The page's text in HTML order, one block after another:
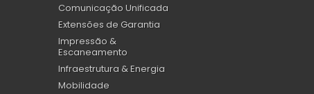
Comunicação Unificada
Extensões de Garantia
Impressão &
Escaneamento
Infraestrutura & Energia
Mobilidade